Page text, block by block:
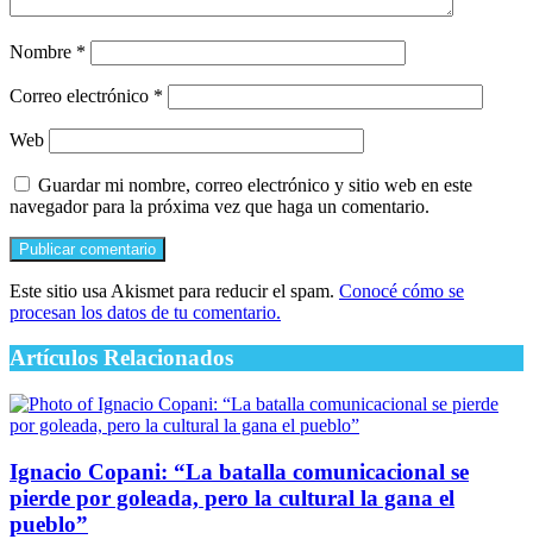
Nombre *
Correo electrónico *
Web
Guardar mi nombre, correo electrónico y sitio web en este
navegador para la próxima vez que haga un comentario.
Este sitio usa Akismet para reducir el spam. Conocé cómo se
procesan los datos de tu comentario.
Artículos Relacionados
Ignacio Copani: “La batalla comunicacional se
pierde por goleada, pero la cultural la gana el
pueblo”